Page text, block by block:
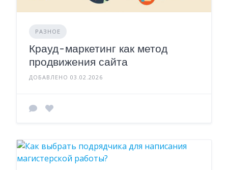
РАЗНОЕ
Крауд-маркетинг как метод
продвижения сайта
ДОБАВЛЕНО 03.02.2026